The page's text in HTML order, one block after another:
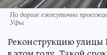
По дороге ежесуточно
Уфы.
Реконструкцию улицы